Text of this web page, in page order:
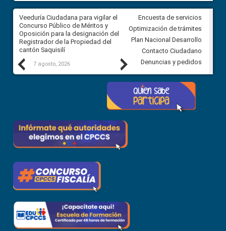
Previous
Veeduría Ciudadana para vigilar el
Concurso Público de Méritos y
Oposición para la designación del
Registrador de la Propiedad del
cantón Saquisilí
7 agosto, 2026
Veeduría Ciudadana para
construcción del asfaltado de
Ballenita del cantón Santa
7 agosto, 2026
Next
Encuesta de servicios
Optimización de trámites
Plan Nacional Desarrollo
Contacto Ciudadano
Denuncias y pedidos